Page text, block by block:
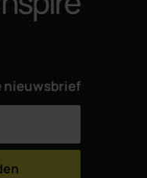
nieuwsbrief